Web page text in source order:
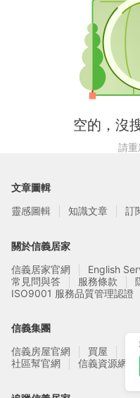
空的，沒
請
文章圖輯
靈感圖輯
知識文章 訂
關於信義居家
信義居家官網
English
常見問與答
服務條款
ISO9001 服務品質管理認證
信義集團
信義房屋官網
買屋 賣
社區幫官網
信義資源網站